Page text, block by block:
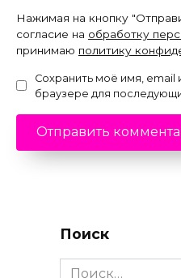
Нажимая на кнопку
согласие на обработку
принимаю политику
Сохранить моё имя, email
браузере для
Поиск
Search